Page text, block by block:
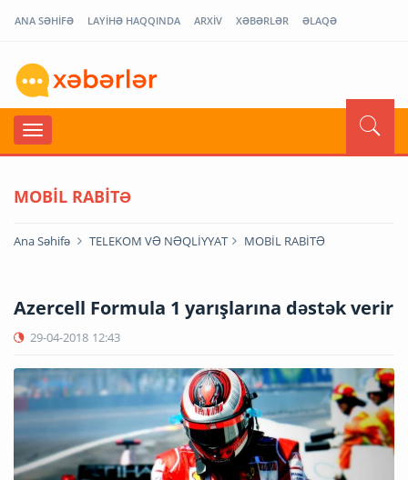
ANA SƏHİFƏ LAYİHƏ HAQQINDA ARXİV XƏBƏRLƏR ƏLAQƏ
MOBİL RABİTƏ
Ana Səhifə TELEKOM VƏ NƏQLİYYAT MOBİL RABİTƏ
Azercell Formula 1 yarışlarına dəstək verir
29-04-2018 12:43